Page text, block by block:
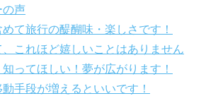
の声
て旅行の醍醐味・楽しさです！
これほど嬉しいことはありません
ってほしい！夢が広がります！
手段が増えるといいです！